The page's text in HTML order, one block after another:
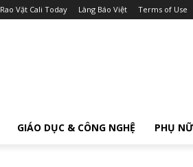
Rao Vặt Cali Today Làng Báo Việt Terms of Use
GIÁO DỤC & CÔNG NGHỆ PHỤ NỮ